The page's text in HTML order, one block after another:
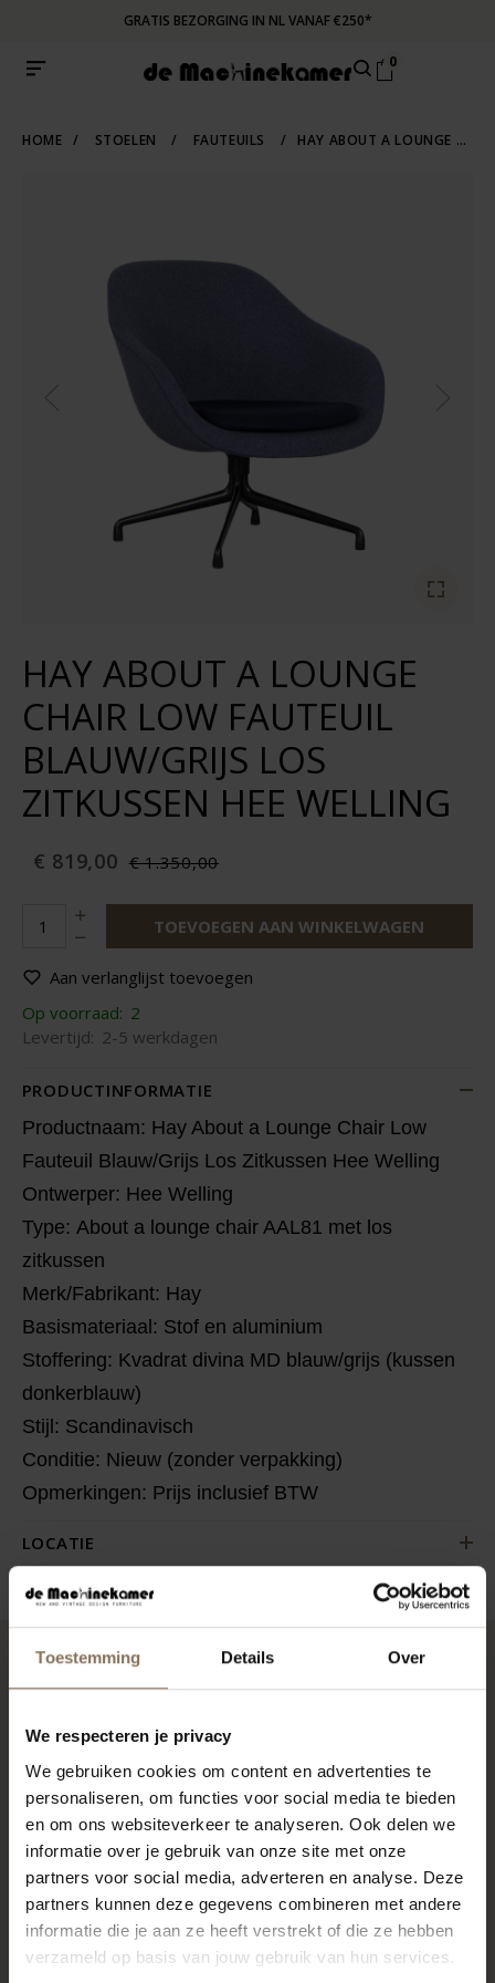
Toestemming Details Over
We respecteren je privacy
We gebruiken cookies om content en advertenties te
personaliseren, om functies voor social media te bieden
en om ons websiteverkeer te analyseren. Ook delen we
informatie over je gebruik van onze site met onze
partners voor social media, adverteren en analyse. Deze
partners kunnen deze gegevens combineren met andere
informatie die je aan ze heeft verstrekt of die ze hebben
verzameld op basis van jouw gebruik van hun services.
GRATIS BEZORGING IN NL VANAF €250*
0
HOME / STOELEN / FAUTEUILS / HAY ABOUT A LOUNGE CHAIR LOW FAUTEUIL BLAUW/GRIJS LOS ZITKUSSEN HEE WELLING
HAY ABOUT A LOUNGE
CHAIR LOW FAUTEUIL
BLAUW/GRIJS LOS
ZITKUSSEN HEE WELLING
€ 819,00 € 1.350,00
TOEVOEGEN AAN WINKELWAGEN
Aan verlanglijst toevoegen
Op voorraad: 2
Levertijd: 2-5 werkdagen
PRODUCTINFORMATIE
Productnaam: Hay About a Lounge Chair Low
Fauteuil Blauw/Grijs Los Zitkussen Hee Welling
Ontwerper: Hee Welling
Type: About a lounge chair AAL81 met los
zitkussen
Merk/Fabrikant: Hay
Basismateriaal: Stof en aluminium
Stoffering: Kvadrat divina MD blauw/grijs (kussen
donkerblauw)
Stijl: Scandinavisch
Conditie: Nieuw (zonder verpakking)
Opmerkingen: Prijs inclusief BTW
LOCATIE
RECENT BEKEKEN